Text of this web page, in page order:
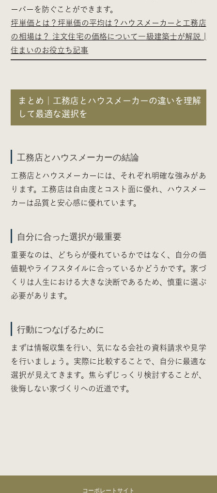
ーバーを防ぐことができます。
坪単価とは？坪単価の平均は？ハウスメーカーと工務店
の相場は？ 注文住宅の価格について一級建築士が解説 |
住まいのお役立ち記事
まとめ｜工務店とハウスメーカーの違いを理解
して最適な選択を
工務店とハウスメーカーの結論
工務店とハウスメーカーには、それぞれ明確な強みがあ
ります。工務店は自由度とコスト面に優れ、ハウスメー
カーは品質と安心感に優れています。
自分に合った選択が最重要
重要なのは、どちらが優れているかではなく、自分の価
値観やライフスタイルに合っているかどうかです。家づ
くりは人生における大きな決断であるため、慎重に選ぶ
必要があります。
行動につなげるために
まずは情報収集を行い、気になる会社の資料請求や見学
を行いましょう。実際に比較することで、自分に最適な
選択が見えてきます。焦らずじっくり検討することが、
後悔しない家づくりへの近道です。
コーポレートサイト